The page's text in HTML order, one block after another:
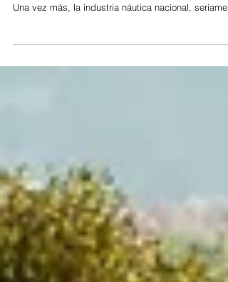
Una vez más, la industria náutica nacional,
“Salón Náutico Argentino” que se llevará adelante en